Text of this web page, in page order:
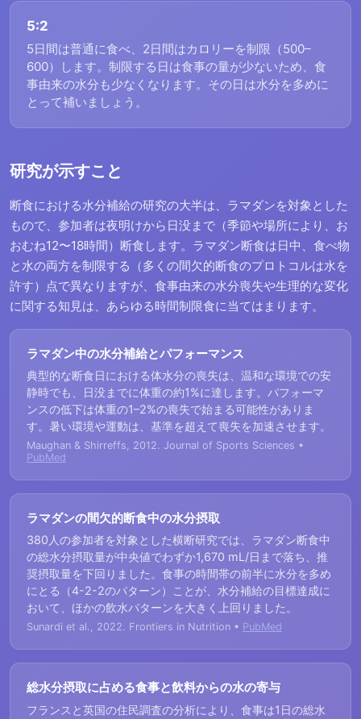
5:2
5日間は普通に食べ、2日間はカロリーを制限（500–
600）します。制限する日は食事の量が少ないため、食
事由来の水分も少なくなります。その日は水分を多めに
とって補いましょう。
研究が示すこと
断食における水分補給の研究の大半は、ラマダンを対象とした
もので、参加者は夜明けから日没まで（季節や場所により、お
おむね12〜18時間）断食します。ラマダン断食は日中、食べ物
と水の両方を制限する（多くの間欠的断食のプロトコルは水を
許す）点で異なりますが、食事由来の水分喪失や生理的な変化
に関する知見は、あらゆる時間制限食に当てはまります。
ラマダン中の水分補給とパフォーマンス
典型的な断食日における体水分の喪失は、温和な環境での安
静時でも、日没までに体重の約1%に達します。パフォーマ
ンスの低下は体重の1–2%の喪失で始まる可能性がありま
す。暑い環境や運動は、基準を超えて喪失を加速させます。
Maughan & Shirreffs, 2012. Journal of Sports Sciences •
PubMed
ラマダンの間欠的断食中の水分摂取
380人の参加者を対象とした横断研究では、ラマダン断食中
の総水分摂取量が中央値でわずか1,670 mL/日まで落ち、推
奨摂取量を下回りました。食事の時間帯の前半に水分を多め
にとる（4-2-2のパターン）ことが、水分補給の目標達成に
おいて、ほかの飲水パターンを大きく上回りました。
Sunardi et al., 2022. Frontiers in Nutrition • PubMed
総水分摂取に占める食事と飲料からの水の寄与
フランスと英国の住民調査の分析により、食事は1日の総水